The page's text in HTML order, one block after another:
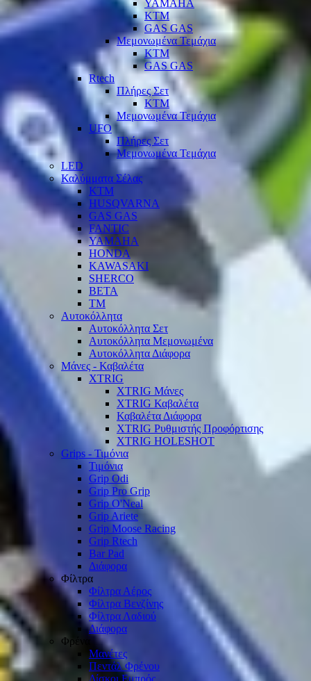
YAMAHA
KTM
GAS GAS
Μεμονωμένα Τεμάχια
KTM
GAS GAS
Rtech
Πλήρες Σετ
KTM
Μεμονωμένα Τεμάχια
UFO
Πλήρες Σετ
Μεμονωμένα Τεμάχια
LED
Καλύμματα Σέλας
KTM
HUSQVARNA
GAS GAS
FANTIC
YAMAHA
HONDA
KAWASAKI
SHERCO
BETA
TM
Αυτοκόλλητα
Αυτοκόλλητα Σετ
Αυτοκόλλητα Μεμονωμένα
Αυτοκόλλητα Διάφορα
Μάνες - Καβαλέτα
XTRIG
XTRIG Μάνες
XTRIG Καβαλέτα
Καβαλέτα Διάφορα
XTRIG Ρυθμιστής Προφόρτισης
XTRIG HOLESHOT
Grips - Τιμόνια
Τιμόνια
Grip Odi
Grip Pro Grip
Grip O'Neal
Grip Ariete
Grip Moose Racing
Grip Rtech
Bar Pad
Διάφορα
Φίλτρα
Φίλτρα Αέρος
Φίλτρα Βενζίνης
Φίλτρα Λαδιού
Διάφορα
Φρένα
Μανέτες
Πεντάλ Φρένου
Δίσκοι Εμπρός